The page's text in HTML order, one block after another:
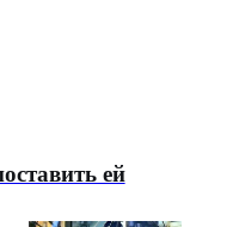
ей